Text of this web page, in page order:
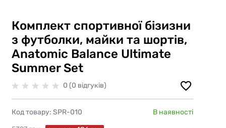
Комплект спортивної бізизни
з футболки, майки та шортів,
Anatomic Balance Ultimate
Summer Set
0 (0 відгуків)
Код товару: SPR-010
В наявності